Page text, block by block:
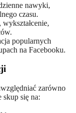
nawyki,
czasu.
popularnych
na Facebooku.
zarówno
skup się na: